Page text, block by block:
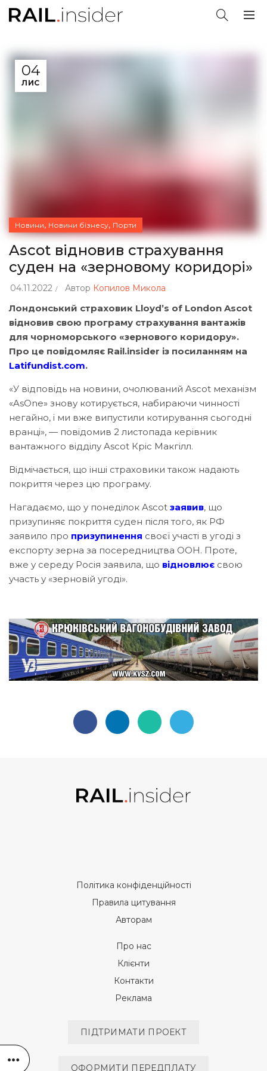
04
ЛИС
Новини, Новини бізнесу, Порти
Ascot відновив страхування
суден на «‎зерновому коридорі»‎
04.11.2022 Автор Копилов Микола
Лондонський страховик Lloyd’s of London Ascot
відновив свою програму страхування вантажів
для чорноморського «зернового коридору».
Про це повідомляє Rail.insider із посиланням на
Latifundist.com.
«‎У відповідь на новини, очолюваний Ascot механізм
«‎AsOne»‎ знову котирується, набираючи чинності
негайно, і ми вже випустили котирування сьогодні
вранці»‎, — повідомив 2 листопада керівник
вантажного відділу Ascot Кріс Макгілл.
Відмічається, що інші страховики також надають
покриття через цю програму.
Нагадаємо, що у понеділок Ascot заявив, що
призупиняє покриття суден після того, як РФ
заявило про призупинення своєї участі в угоді з
експорту зерна за посередництва ООН. Проте,
вже у середу Росія заявила, що відновлює свою
участь у «‎зерновій угоді».‎
Політика конфіденційності
Правила цитування
Авторам
Про нас
Клієнти
Контакти
Реклама
ПІДТРИМАТИ ПРОЕКТ
ОФОРМИТИ ПЕРЕДПЛАТУ